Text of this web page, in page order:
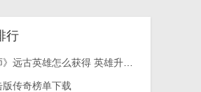
行
古英雄怎么获得 英雄升星图表一览
传奇榜单下载